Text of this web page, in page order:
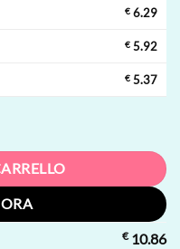
€ 6.29
€ 5.92
€ 5.37
e getta | 30000 tiri, multi-
€10.86